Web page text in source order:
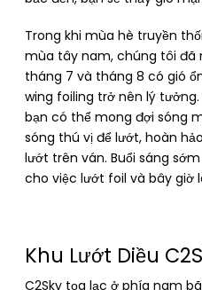
Trong khi mùa hè truyền
mùa tây nam, chúng tôi đã
tháng 7 và tháng 8 có gió
wing foiling trở nên lý
bạn có thể mong đợi sóng
sóng thú vị để lướt, hoàn
lướt trên ván. Buổi sáng
cho việc lướt foil và bây giờ
Khu Lướt Diều
C2Sky tọa lạc ở phía nam